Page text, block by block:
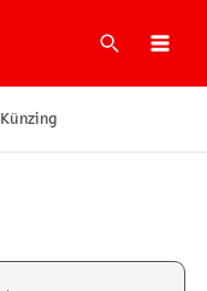
Suche
Künzing